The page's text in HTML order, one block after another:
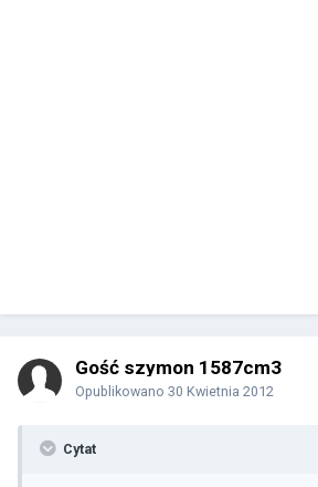
Gość szymon 1587cm3
Opublikowano 30 Kwietnia 2012
Cytat